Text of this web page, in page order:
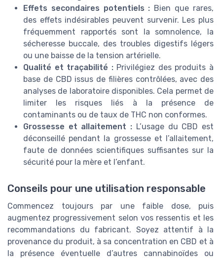
Effets secondaires potentiels : Bien que rares,
des effets indésirables peuvent survenir. Les plus
fréquemment rapportés sont la somnolence, la
sécheresse buccale, des troubles digestifs légers
ou une baisse de la tension artérielle.
Qualité et traçabilité :Privilégiez des produits à
base de CBD issus de filières contrôlées, avec des
analyses de laboratoire disponibles. Cela permet de
limiter les risques liés à la présence de
contaminants ou de taux de THC non conformes.
Grossesse et allaitement : L’usage du CBD est
déconseillé pendant la grossesse et l’allaitement,
faute de données scientifiques suffisantes sur la
sécurité pour la mère et l’enfant.
Conseils pour une utilisation responsable
Commencez toujours par une faible dose, puis
augmentez progressivement selon vos ressentis et les
recommandations du fabricant. Soyez attentif à la
provenance du produit, à sa concentration en CBD et à
la présence éventuelle d’autres cannabinoïdes ou